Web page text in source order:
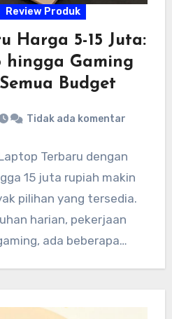
Review Produk
Harga 5-15 Juta:
hingga Gaming
Budget
Tidak ada komentar
Terbaru dengan
15 juta rupiah makin
pilihan yang tersedia.
harian, pekerjaan
ada beberapa…